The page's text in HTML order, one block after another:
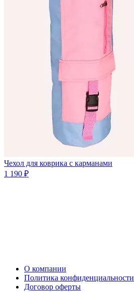
Чехол для коврика с карманами
1 190 ₽
О компании
Политика конфиденциальности
Договор оферты